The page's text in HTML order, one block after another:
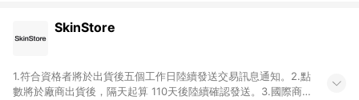
SkinStore
1.符合資格者將於出貨後五個工作日陸續發送交易訊息通知。2.點
數將於廠商出貨後，隔天起算 110天後陸續確認發送。3.國際商家